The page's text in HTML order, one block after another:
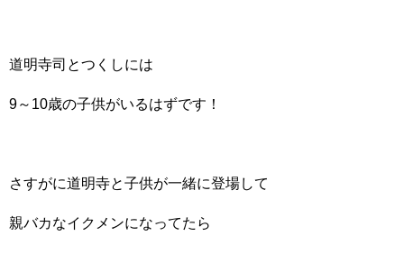
道明寺司とつくしには
9～10歳の子供がいるはずです！
さすがに道明寺と子供が一緒に登場して
親バカなイクメンになってたら